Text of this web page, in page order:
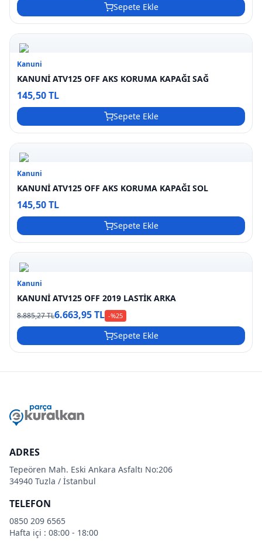
Sepete Ekle
Kanuni
KANUNİ ATV125 OFF AKS KORUMA KAPAĞI SAĞ
145,50 TL
Sepete Ekle
Kanuni
KANUNİ ATV125 OFF AKS KORUMA KAPAĞI SOL
145,50 TL
Sepete Ekle
Kanuni
KANUNİ ATV125 OFF 2019 LASTİK ARKA
8.885,27 TL6.663,95 TL -%25
Sepete Ekle
ADRES
Tepeören Mah. Eski Ankara Asfaltı No:206
34940 Tuzla / İstanbul
TELEFON
0850 209 6565
Hafta içi : 08:00 - 18:00